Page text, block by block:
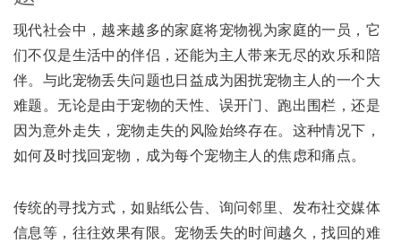
现代社会中，越来越多的家庭将宠物视为家庭的一员，它
们不仅是生活中的伴侣，还能为主人带来无尽的欢乐和陪
伴。与此宠物丢失问题也日益成为困扰宠物主人的一个大
难题。无论是由于宠物的天性、误开门、跑出围栏，还是
因为意外走失，宠物走失的风险始终存在。这种情况下，
如何及时找回宠物，成为每个宠物主人的焦虑和痛点。
传统的寻找方式，如贴纸公告、询问邻里、发布社交媒体
信息等，往往效果有限。宠物丢失的时间越久，找回的难